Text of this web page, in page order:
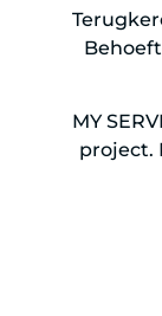
MY
project.